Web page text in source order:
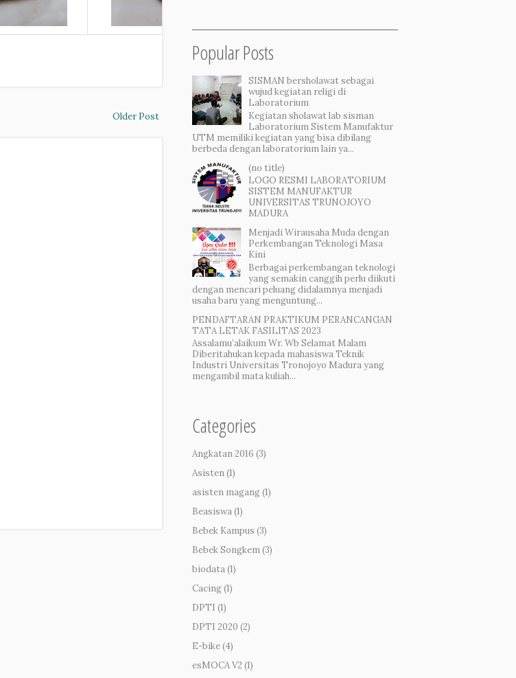
Older Post
Popular Posts
SISMAN bersholawat sebagai
wujud kegiatan religi di
Laboratorium
Kegiatan sholawat lab sisman
Laboratorium Sistem Manufaktur
UTM memiliki kegiatan yang bisa dibilang
berbeda dengan laboratorium lain ya...
(no title)
LOGO RESMI LABORATORIUM
SISTEM MANUFAKTUR
UNIVERSITAS TRUNOJOYO
MADURA
Menjadi Wirausaha Muda dengan
Perkembangan Teknologi Masa
Kini
Berbagai perkembangan teknologi
yang semakin canggih perlu diikuti
dengan mencari peluang didalamnya menjadi
usaha baru yang menguntung...
PENDAFTARAN PRAKTIKUM PERANCANGAN
TATA LETAK FASILITAS 2023
Assalamu’alaikum Wr. Wb Selamat Malam
Diberitahukan kepada mahasiswa Teknik
Industri Universitas Tronojoyo Madura yang
mengambil mata kuliah...
Categories
Angkatan 2016 (3)
Asisten(1)
asisten magang(1)
Beasiswa(1)
Bebek Kampus (3)
Bebek Songkem(3)
biodata(1)
Cacing(1)
DPTI (1)
DPTI 2020 (2)
E-bike(4)
esMOCA V2 (1)